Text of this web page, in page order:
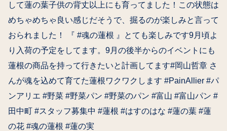
して蓮の葉️子供の背丈以上にも育ってました！この状態は
めちゃめちゃ良い感じだそうで、掘るのが楽しみと言って
おられました！ 『 #魂の蓮根 』とても楽しみです9月頃よ
り入荷の予定をしてます。9月の後半からのイベントにも
蓮根の商品を持って行きたいと計画してます#岡山哲章 さ
んが魂を込めて育てた蓮根️ワクワクします #PainAllier #パ
ンアリエ #野菜 #野菜パン #野菜のパン #富山 #富山パン #
田中町 #スタッフ募集中 #蓮根 #はすのはな #蓮の葉 #蓮
の花 #魂の蓮根 #蓮の実